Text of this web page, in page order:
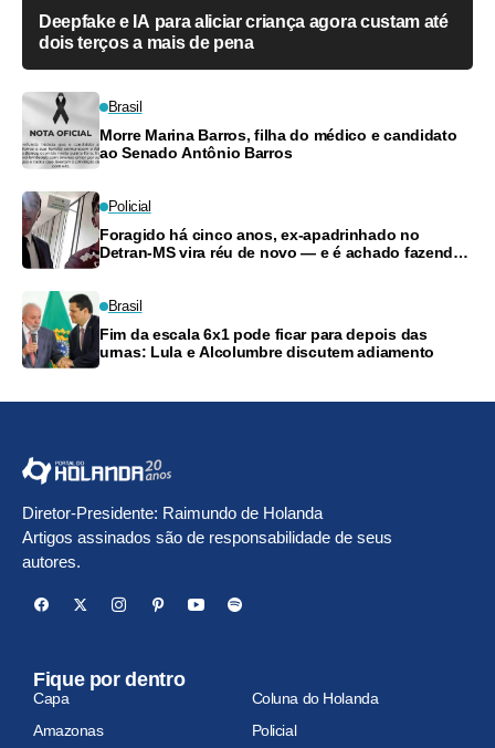
Deepfake e IA para aliciar criança agora custam até
dois terços a mais de pena
Brasil
Morre Marina Barros, filha do médico e candidato
ao Senado Antônio Barros
Policial
Foragido há cinco anos, ex-apadrinhado no
Detran-MS vira réu de novo — e é achado fazendo
Brasil
Fim da escala 6x1 pode ficar para depois das
urnas: Lula e Alcolumbre discutem adiamento
Diretor-Presidente: Raimundo de Holanda
Artigos assinados são de responsabilidade de seus
autores.
Fique por dentro
Capa
Coluna do Holanda
Amazonas
Policial